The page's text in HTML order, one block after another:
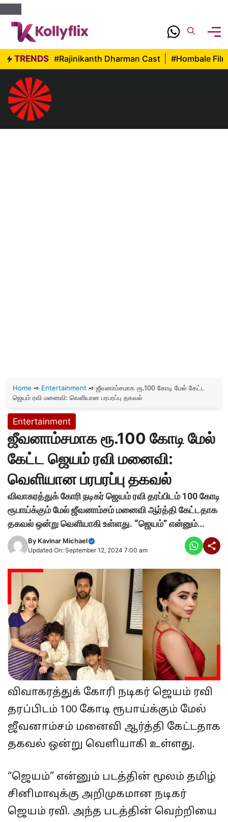
Skip
content
TRENDS #Rajinikanth Dharman Cast #Hombale
Home ➺ Entertainment ➺ ஜீவனாம்சமாக ரூ.100 கோடி மேல் கேட்ட
ஜெயம் ரவி மனைவி: வெளியான பரபரப்பு தகவல்
Entertainment
ஜீவனாம்சமாக ரூ.100 கோடி மேல்
கேட்ட ஜெயம் ரவி மனைவி:
வெளியான பரபரப்பு தகவல்
விவாகரத்துக் கோரி நடிகர் ஜெயம் ரவி தரப்பிடம் 100 கோடி
ரூபாய்க்கும் மேல் ஜீவனாம்சம் மனைவி ஆர்த்தி கேட்டதாக
தகவல் ஒன்று வெளியாகி உள்ளது. “ஜெயம்” என்னும்…
By Kavinar Michael
Updated On: September 12, 2024 7:00 am
விவாகரத்துக் கோரி நடிகர் ஜெயம் ரவி
தரப்பிடம் 100 கோடி ரூபாய்க்கும் மேல்
ஜீவனாம்சம் மனைவி ஆர்த்தி கேட்டதாக
தகவல் ஒன்று வெளியாகி உள்ளது.
“ஜெயம்” என்னும் படத்தின் மூலம் தமிழ்
சினிமாவுக்கு அறிமுகமான நடிகர்
ஜெயம் ரவி. அந்த படத்தின் வெற்றியை